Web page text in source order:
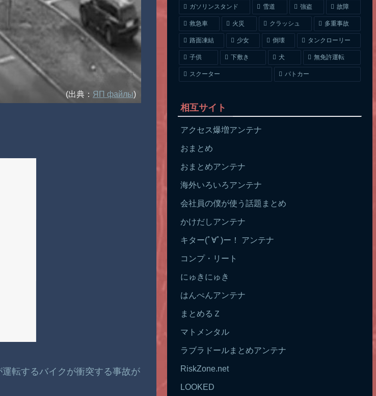
(出典： ЯП файлы)
転するバイクが衝突する事故が
ガソリンスタンド 雪道 強盗 故障
救急車 火災 クラッシュ 多重事故
路面凍結 少女 倒壊 タンクローリー
子供 下敷き 犬 無免許運転
スクーター パトカー
相互サイト
アクセス爆増アンテナ
おまとめ
おまとめアンテナ
海外いろいろアンテナ
会社員の僕が使う話題まとめ
かけだしアンテナ
キター(ﾟ∀ﾟ)ー！ アンテナ
コンプ・リート
にゅきにゅき
はんぺんアンテナ
まとめるＺ
マトメンタル
ラブラドールまとめアンテナ
RiskZone.net
LOOKED